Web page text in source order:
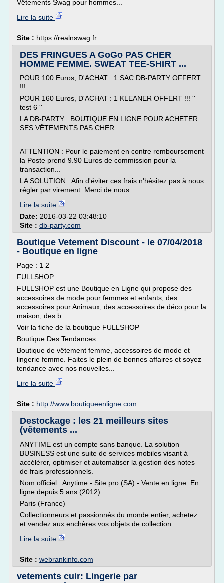
Vêtements Swag pour hommes...
Lire la suite
Site : https://realnswag.fr
DES FRINGUES A GoGo PAS CHER
HOMME FEMME. SWEAT TEE-SHIRT ...
POUR 100 Euros, D'ACHAT : 1 SAC DB-PARTY OFFERT
!!!
POUR 160 Euros, D'ACHAT : 1 KLEANER OFFERT !!! ''
test 6 ''
LA DB-PARTY : BOUTIQUE EN LIGNE POUR ACHETER
SES VÊTEMENTS PAS CHER
ATTENTION : Pour le paiement en contre remboursement
la Poste prend 9.90 Euros de commission pour la
transaction...
LA SOLUTION : Afin d'éviter ces frais n'hésitez pas à nous
régler par virement. Merci de nous...
Lire la suite
Date: 2016-03-22 03:48:10
Site : db-party.com
Boutique Vetement Discount - le 07/04/2018
- Boutique en ligne
Page : 1 2
FULLSHOP
FULLSHOP est une Boutique en Ligne qui propose des
accessoires de mode pour femmes et enfants, des
accessoires pour Animaux, des accessoires de déco pour la
maison, des b...
Voir la fiche de la boutique FULLSHOP
Boutique Des Tendances
Boutique de vêtement femme, accessoires de mode et
lingerie femme. Faites le plein de bonnes affaires et soyez
tendance avec nos nouvelles...
Lire la suite
Site : http://www.boutiqueenligne.com
Destockage : les 21 meilleurs sites
(vêtements ...
ANYTIME est un compte sans banque. La solution
BUSINESS est une suite de services mobiles visant à
accélérer, optimiser et automatiser la gestion des notes
de frais professionnels.
Nom officiel : Anytime - Site pro (SA) - Vente en ligne. En
ligne depuis 5 ans (2012).
Paris (France)
Collectionneurs et passionnés du monde entier, achetez
et vendez aux enchères vos objets de collection...
Lire la suite
Site : webrankinfo.com
vetements cuir: Lingerie par